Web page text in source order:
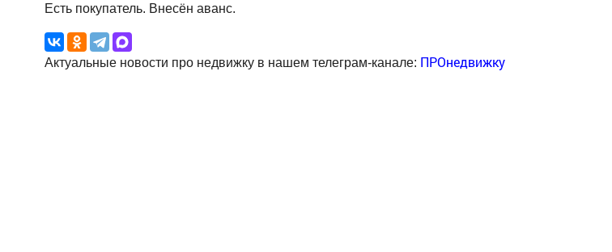
Есть покупатель. Внесён аванс.
Актуальные новости про недвижку в нашем телеграм-канале: ПРОнедвижку